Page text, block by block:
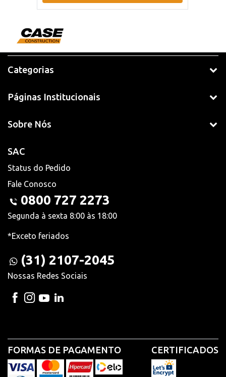
Categorias
Páginas Institucionais
Sobre Nós
SAC
Status do Pedido
Fale Conosco
0800 727 2273
Segunda à sexta 8:00 às 18:00
*Exceto feriados
(31) 2107-2045
Nossas Redes Sociais
FORMAS DE PAGAMENTO CERTIFICADOS